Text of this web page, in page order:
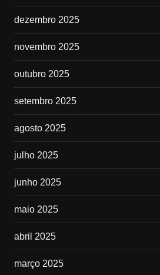
dezembro 2025
novembro 2025
outubro 2025
setembro 2025
agosto 2025
julho 2025
junho 2025
maio 2025
abril 2025
março 2025